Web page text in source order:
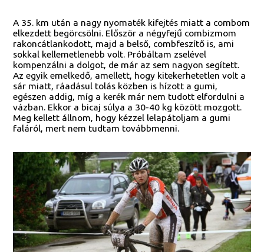
A 35. km után a nagy nyomaték kifejtés miatt a combom
elkezdett begörcsölni. Először a négyfejű combizmom
rakoncátlankodott, majd a belső, combfeszítő is, ami
sokkal kellemetlenebb volt. Próbáltam zselével
kompenzálni a dolgot, de már az sem nagyon segített.
Az egyik emelkedő, amellett, hogy kitekerhetetlen volt a
sár miatt, ráadásul tolás közben is hízott a gumi,
egészen addig, míg a kerék már nem tudott elfordulni a
vázban. Ekkor a bicaj súlya a 30-40 kg között mozgott.
Meg kellett állnom, hogy kézzel lelapátoljam a gumi
faláról, mert nem tudtam továbbmenni.